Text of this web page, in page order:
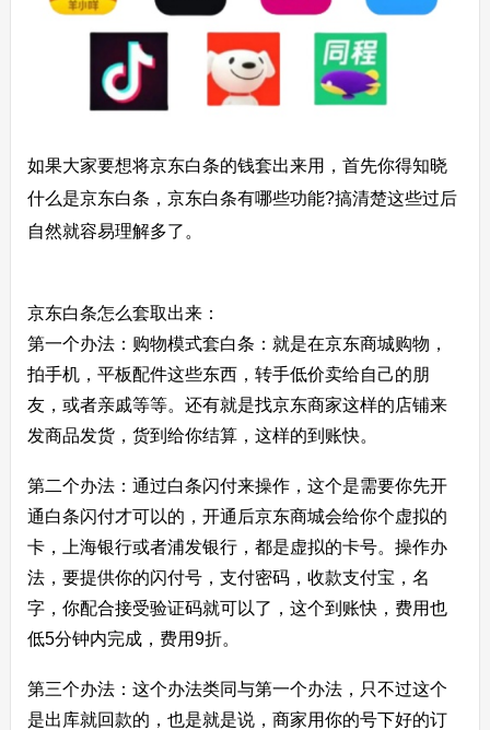
如果大家要想将京东白条的钱套出来用，首先你得知晓
什么是京东白条，京东白条有哪些功能?搞清楚这些过后
自然就容易理解多了。
京东白条怎么套取出来：
第一个办法：购物模式套白条：就是在京东商城购物，
拍手机，平板配件这些东西，转手低价卖给自己的朋
友，或者亲戚等等。还有就是找京东商家这样的店铺来
发商品发货，货到给你结算，这样的到账快。
第二个办法：通过白条闪付来操作，这个是需要你先开
通白条闪付才可以的，开通后京东商城会给你个虚拟的
卡，上海银行或者浦发银行，都是虚拟的卡号。操作办
法，要提供你的闪付号，支付密码，收款支付宝，名
字，你配合接受验证码就可以了，这个到账快，费用也
低5分钟内完成，费用9折。
第三个办法：这个办法类同与第一个办法，只不过这个
是出库就回款的，也是就是说，商家用你的号下好的订